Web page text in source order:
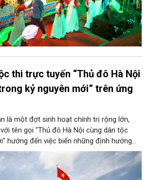
thi trực tuyến “Thủ đô Hà Nội
kỷ nguyên mới” trên ứng
là một đợt sinh hoạt chính trị rộng lớn,
tên gọi "Thủ đô Hà Nội cùng dân tộc
hướng đến việc biến những định hướng
quyết số 02-NQ/TW của Bộ Chính trị
nhận thức chung của mỗi người dân.